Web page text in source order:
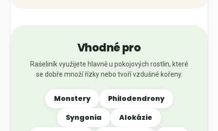
Vhodné pro
Rašeliník využijete hlavně u pokojových rostlin, které
se dobře množí řízky nebo tvoří vzdušné kořeny.
Monstery
Philodendrony
Syngonia
Alokázie